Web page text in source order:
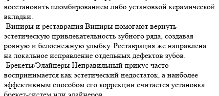
восстановить пломбированием либо установкой керамической
вкладки.
Виниры и реставрация Виниры помогают вернуть
эстетическую привлекательность зубного ряда, создавая
ровную и белоснежную улыбку. Реставрация же направлена
на локальное исправление отдельных дефектов зубов.
Брекеты/Элайнеры Неправильный прикус часто
воспринимается как эстетический недостаток, а наиболее
эффективным способом его коррекции считается установка